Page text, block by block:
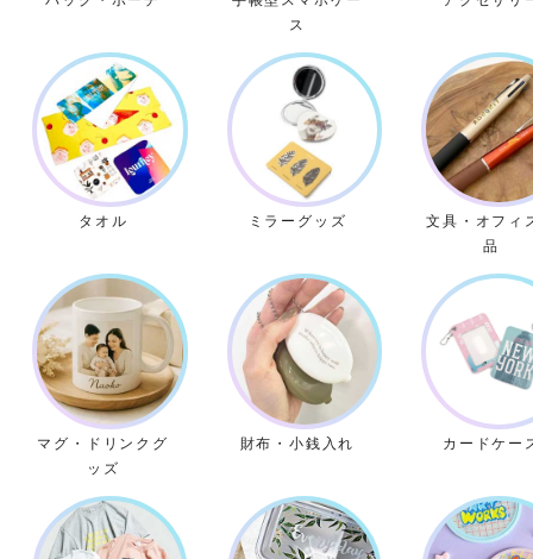
ス
タオル ミラーグッズ
文具・オフィ
品
マグ・ドリンクグ
ッズ
財布・小銭入れ カードケー